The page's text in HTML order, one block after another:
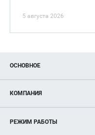
5 августа 2026
ОСНОВНОЕ
Новости
Магазины
Услуги
КОМПАНИЯ
Рекламодателям
РЕЖИМ РАБОТЫ